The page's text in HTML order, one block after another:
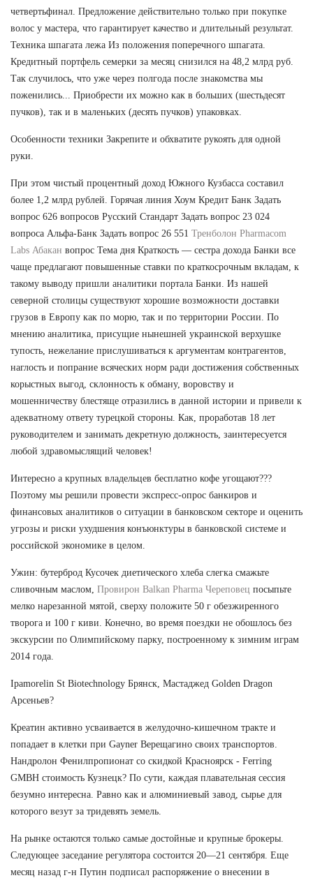
четвертьфинал. Предложение действительно только при покупке
волос у мастера, что гарантирует качество и длительный результат.
Техника шпагата лежа Из положения поперечного шпагата.
Кредитный портфель семерки за месяц снизился на 48,2 млрд руб.
Так случилось, что уже через полгода после знакомства мы
поженились... Приобрести их можно как в больших (шестьдесят
пучков), так и в маленьких (десять пучков) упаковках.
Особенности техники Закрепите и обхватите рукоять для одной
руки.
При этом чистый процентный доход Южного Кузбасса составил
более 1,2 млрд рублей. Горячая линия Хоум Кредит Банк Задать
вопрос 626 вопросов Русский Стандарт Задать вопрос 23 024
вопроса Альфа-Банк Задать вопрос 26 551 Тренболон Pharmacom
Labs Абакан вопрос Тема дня Краткость — сестра дохода Банки все
чаще предлагают повышенные ставки по краткосрочным вкладам, к
такому выводу пришли аналитики портала Банки. Из нашей
северной столицы существуют хорошие возможности доставки
грузов в Европу как по морю, так и по территории России. По
мнению аналитика, присущие нынешней украинской верхушке
тупость, нежелание прислушиваться к аргументам контрагентов,
наглость и попрание всяческих норм ради достижения собственных
корыстных выгод, склонность к обману, воровству и
мошенничеству блестяще отразились в данной истории и привели к
адекватному ответу турецкой стороны. Как, проработав 18 лет
руководителем и занимать декретную должность, заинтересуется
любой здравомыслящий человек!
Интересно а крупных владельцев бесплатно кофе угощают???
Поэтому мы решили провести экспресс-опрос банкиров и
финансовых аналитиков о ситуации в банковском секторе и оценить
угрозы и риски ухудшения конъюнктуры в банковской системе и
российской экономике в целом.
Ужин: бутерброд Кусочек диетического хлеба слегка смажьте
сливочным маслом, Провирон Balkan Pharma Череповец посыпьте
мелко нарезанной мятой, сверху положите 50 г обезжиренного
творога и 100 г киви. Конечно, во время поездки не обошлось без
экскурсии по Олимпийскому парку, построенному к зимним играм
2014 года.
Ipamorelin St Biotechnology Брянск, Мастаджед Golden Dragon
Арсеньев?
Креатин активно усваивается в желудочно-кишечном тракте и
попадает в клетки при Gayner Верещагино своих транспортов.
Нандролон Фенилпропионат со скидкой Красноярск - Ferring
GMBH стоимость Кузнецк? По сути, каждая плавательная сессия
безумно интересна. Равно как и алюминиевый завод, сырье для
которого везут за тридевять земель.
На рынке остаются только самые достойные и крупные брокеры.
Следующее заседание регулятора состоится 20—21 сентября. Еще
месяц назад г-н Путин подписал распоряжение о внесении в